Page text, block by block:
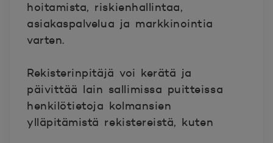
hoitamista, riskienhallintaa,
asiakaspalvelua ja markkinointia
varten.
Rekisterinpitäjä voi kerätä ja
päivittää lain sallimissa puitteissa
henkilötietoja kolmansien
ylläpitämistä rekistereistä, kuten